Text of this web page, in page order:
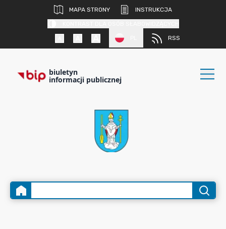
MAPA STRONY
INSTRUKCJA
RSS
biuletyn
informacji publicznej